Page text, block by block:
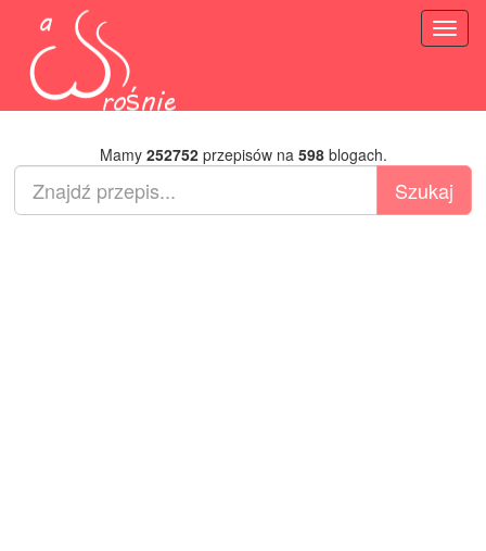
Mamy 252752przepisów na 598blogach.